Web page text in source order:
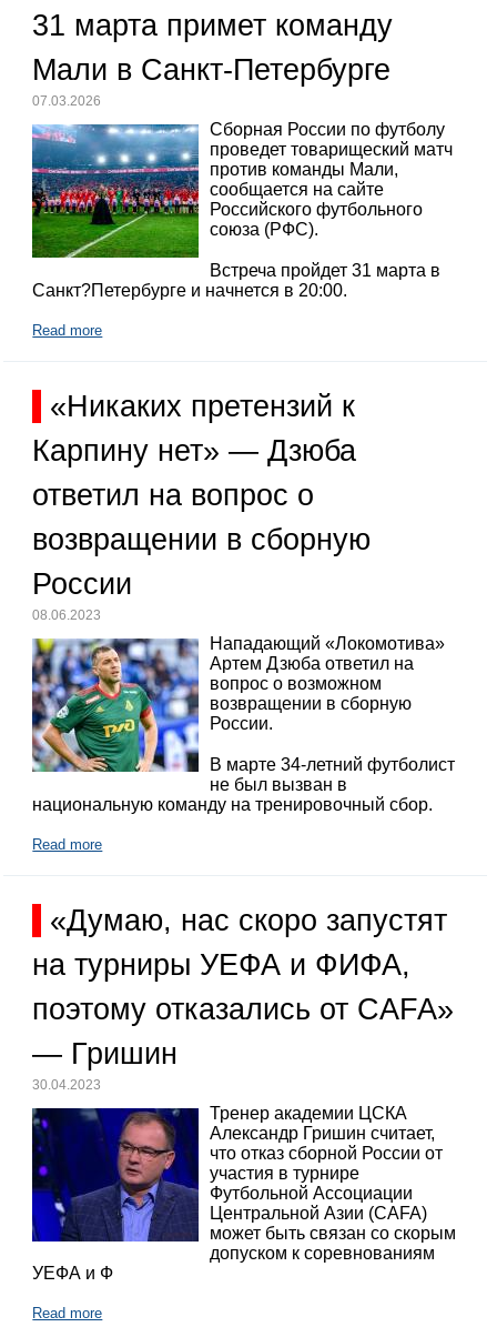
31 марта примет команду
Мали в Санкт-Петербурге
07.03.2026
Сборная России по футболу
проведет товарищеский матч
против команды Мали,
сообщается на сайте
Российского футбольного
союза (РФС).
Встреча пройдет 31 марта в
Санкт?Петербурге и начнется в 20:00.
Read more
«Никаких претензий к
Карпину нет» — Дзюба
ответил на вопрос о
возвращении в сборную
России
08.06.2023
Нападающий «Локомотива»
Артем Дзюба ответил на
вопрос о возможном
возвращении в сборную
России.
В марте 34-летний футболист
не был вызван в
национальную команду на тренировочный сбор.
Read more
«Думаю, нас скоро запустят
на турниры УЕФА и ФИФА,
поэтому отказались от CAFA»
— Гришин
30.04.2023
Тренер академии ЦСКА
Александр Гришин считает,
что отказ сборной России от
участия в турнире
Футбольной Ассоциации
Центральной Азии (CAFA)
может быть связан со скорым
допуском к соревнованиям
УЕФА и Ф
Read more